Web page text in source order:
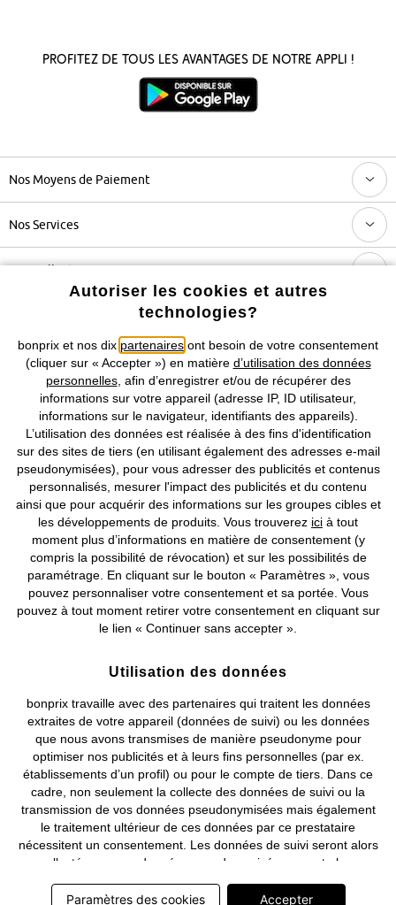
Profitez de tous les avantages de notre appli !
Nos Moyens de Paiement
Nos Services
Nos Collections
Retrouvez bonprix sur
Prix indiqués TVA comprise avec en sus frais de port & de service
CGV Données personnelles Paramètres des cookies
Mentions légales Résilier le contrat
©2026 bonprix.Tous droits réservés.
Autoriser les cookies et autres
technologies?
bonprix et nos dix partenaires ont besoin de votre consentement
(cliquer sur « Accepter ») en matière d’utilisation des données
personnelles, afin d’enregistrer et/ou de récupérer des
informations sur votre appareil (adresse IP, ID utilisateur,
informations sur le navigateur, identifiants des appareils).
L’utilisation des données est réalisée à des fins d'identification
sur des sites de tiers (en utilisant également des adresses e-mail
pseudonymisées), pour vous adresser des publicités et contenus
personnalisés, mesurer l'impact des publicités et du contenu
ainsi que pour acquérir des informations sur les groupes cibles et
les développements de produits. Vous trouverez ici à tout
moment plus d’informations en matière de consentement (y
compris la possibilité de révocation) et sur les possibilités de
paramétrage. En cliquant sur le bouton « Paramètres », vous
pouvez personnaliser votre consentement et sa portée. Vous
pouvez à tout moment retirer votre consentement en cliquant sur
le lien « Continuer sans accepter ».
Utilisation des données
bonprix travaille avec des partenaires qui traitent les données
extraites de votre appareil (données de suivi) ou les données
que nous avons transmises de manière pseudonyme pour
optimiser nos publicités et à leurs fins personnelles (par ex.
établissements d’un profil) ou pour le compte de tiers. Dans ce
cadre, non seulement la collecte des données de suivi ou la
transmission de vos données pseudonymisées mais également
le traitement ultérieur de ces données par ce prestataire
nécessitent un consentement. Les données de suivi seront alors
collectées ou vos données pseudonymisées seront alors
bouton « Accepter » dans la bannière sur bonprix.fr . Les
Paramètres des cookies Accepter